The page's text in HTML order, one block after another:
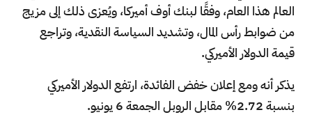
العالم هذا العام، وفقًا لبنك أوف أميركا، ويُعزى ذلك إلى مزيج
من ضوابط رأس المال، وتشديد السياسة النقدية، وتراجع
قيمة الدولار الأميركي.
يذكر أنه ومع إعلان خفض الفائدة، ارتفع الدولار الأميركي
بنسبة 2.72% مقابل الروبل الجمعة 6 يونيو.